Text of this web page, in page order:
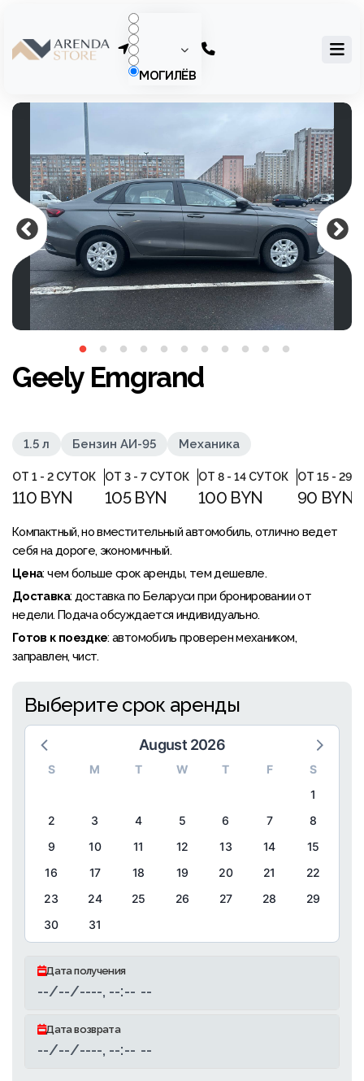
МОГИЛЁВ
Geely Emgrand
1.5 л Бензин АИ-95 Механика
ОТ 1 - 2 СУТОК
110 BYN
ОТ 3 - 7 СУТОК
105 BYN
ОТ 8 - 14 СУТОК
100 BYN
ОТ 15 - 29
90 BYN
Компактный, но вместительный автомобиль, отлично ведет
себя на дороге, экономичный.
Цена: чем больше срок аренды, тем дешевле.
Доставка: доставка по Беларуси при бронировании от
недели. Подача обсуждается индивидуально.
Готов к поездке: автомобиль проверен механиком,
заправлен, чист.
Выберите срок аренды
August 2026
S M T W T F
S
1
2
3 4 5 6 7
8
9
10 11 12 13 14
15
16
17 18 19 20 21
22
23
24 25 26 27 28
29
30
31
Дата получения
Дата возврата